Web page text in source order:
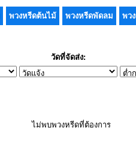
พวงหรีดต้นไม้ พวงหรีดพัดลม พว
วัดที่จัดส่ง:
ไม่พบพวงหรีดที่ต้องการ